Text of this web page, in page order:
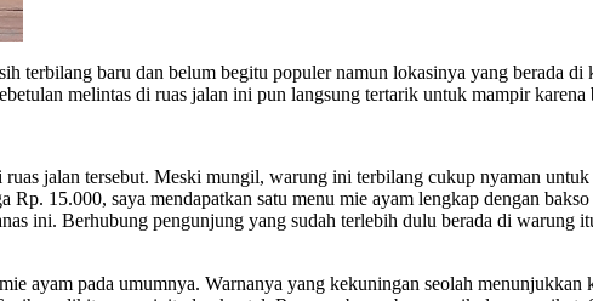
baru dan belum begitu populer namun lokasinya yang berada di
melintas di ruas jalan ini pun langsung tertarik untuk mampir
jalan tersebut. Meski mungil, warung ini terbilang cukup nyaman
15.000, saya mendapatkan satu menu mie ayam lengkap dengan
ini. Berhubung pengunjung yang sudah terlebih dulu berada di warung
mie ayam pada umumnya. Warnanya yang kekuningan seolah menunjukkan